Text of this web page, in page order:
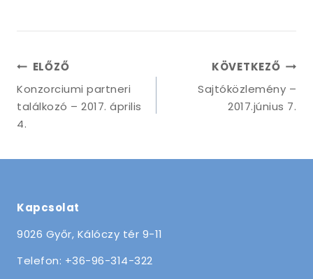
Bejegyzés
navigáció
ELŐZŐ
Konzorciumi partneri
találkozó – 2017. április
4.
KÖVETKEZŐ
Sajtóközlemény –
2017.június 7.
Kapcsolat
9026 Győr, Kálóczy tér 9-11
Telefon: +36-96-314-322